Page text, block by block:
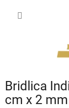
Bridlica
cm x 2